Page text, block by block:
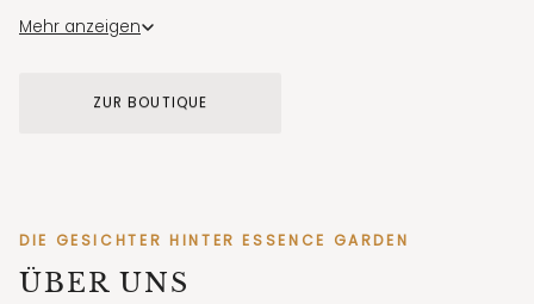
regelmäßig in authentischen Videos auf Instagram und
STORE MANNHEIM
Mehr anzeigen
ZUR BOUTIQUE
DIE GESICHTER HINTER ESSENCE GARDEN
ÜBER UNS